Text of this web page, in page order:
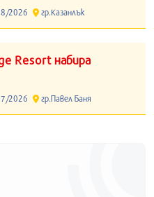
2026 гр.Казанлък
Resort набира
2026 гр.Павел Баня